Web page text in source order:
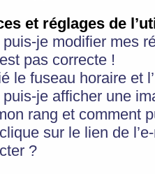
et réglages de
je modifier mes
pas correcte !
le fuseau horaire et
je afficher une
rang et comment
sur le lien de
?